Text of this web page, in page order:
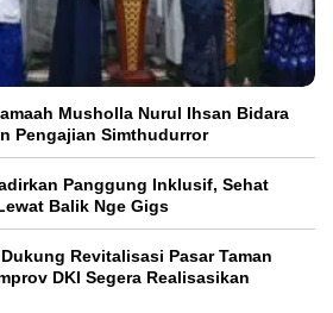
Musholla Nurul Ihsan Bidara
Pengajian Simthudurror
Panggung Inklusif, Sehat
Balik Nge Gigs
Revitalisasi Pasar Taman
DKI Segera Realisasikan